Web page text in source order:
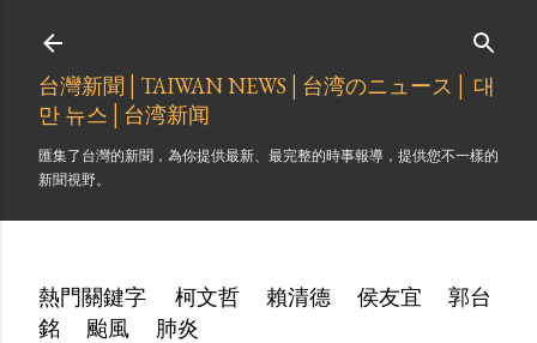
台灣新聞│TAIWAN NEWS│台湾のニュース│ 대
만 뉴스│台湾新闻
匯集了台灣的新聞，為你提供最新、最完整的時事報導，提供您不一樣的
新聞視野。
熱門關鍵字 柯文哲 賴清德 侯友宜
郭台
銘
颱風 肺炎